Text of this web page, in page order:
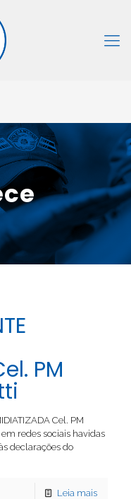
PM
Cel. PM
redes sociais havidas
declarações do
Leia mais